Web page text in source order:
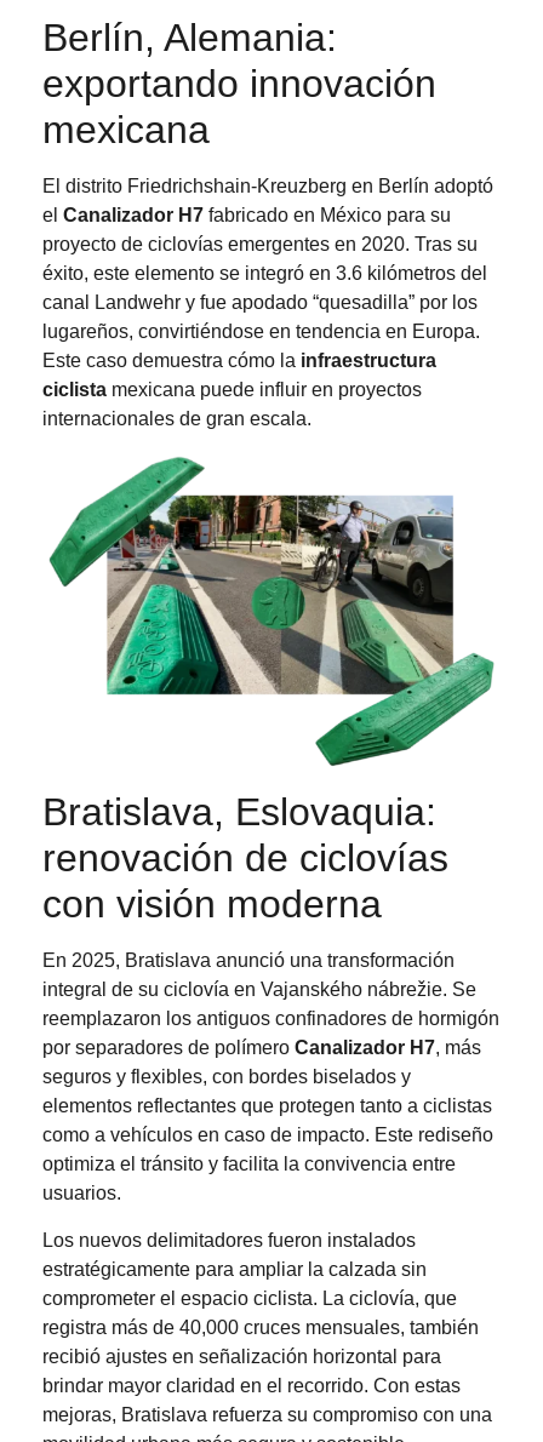
Berlín, Alemania:
exportando innovación
mexicana
El distrito Friedrichshain-Kreuzberg en Berlín adoptó
el Canalizador H7 fabricado en México para su
proyecto de ciclovías emergentes en 2020. Tras su
éxito, este elemento se integró en 3.6 kilómetros del
canal Landwehr y fue apodado “quesadilla” por los
lugareños, convirtiéndose en tendencia en Europa.
Este caso demuestra cómo la infraestructura
ciclista mexicana puede influir en proyectos
internacionales de gran escala.
Bratislava, Eslovaquia:
renovación de ciclovías
con visión moderna
En 2025, Bratislava anunció una transformación
integral de su ciclovía en Vajanského nábrežie. Se
reemplazaron los antiguos confinadores de hormigón
por separadores de polímero Canalizador H7, más
seguros y flexibles, con bordes biselados y
elementos reflectantes que protegen tanto a ciclistas
como a vehículos en caso de impacto. Este rediseño
optimiza el tránsito y facilita la convivencia entre
usuarios.
Los nuevos delimitadores fueron instalados
estratégicamente para ampliar la calzada sin
comprometer el espacio ciclista. La ciclovía, que
registra más de 40,000 cruces mensuales, también
recibió ajustes en señalización horizontal para
brindar mayor claridad en el recorrido. Con estas
mejoras, Bratislava refuerza su compromiso con una